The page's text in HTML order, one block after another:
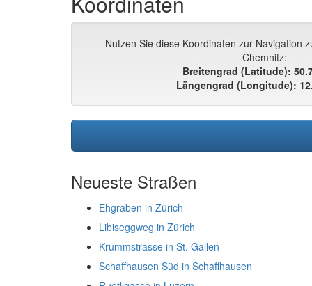
Nutzen Sie diese Koordinaten zur Navigation
Chemnitz:
Breitengrad (Latitude):
Längengrad (Longitude):
Neueste Straßen
Ehgraben in Zürich
Libiseggweg in Zürich
Krummstrasse in St. Gallen
Schaffhausen Süd in Schaffhausen